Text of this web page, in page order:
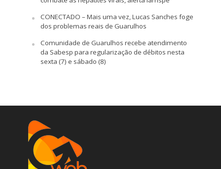
CONECTADO – Mais uma vez, Lucas Sanches foge
dos problemas reais de Guarulhos
Comunidade de Guarulhos recebe atendimento
da Sabesp para regularização de débitos nesta
sexta (7) e sábado (8)